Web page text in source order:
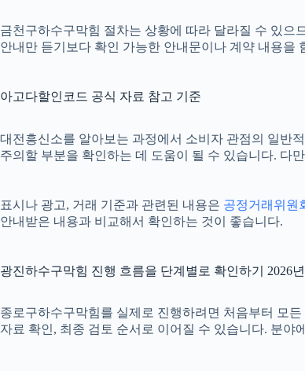
금천구하수구막힘 절차는 상황에 따라 달라질 수 있으
안내만 듣기보다 확인 가능한 안내문이나 계약 내용을
아고다할인코드 공식 자료 참고 기준
대전흥신소를 알아보는 과정에서 소비자 관점의 일반
주의할 부분을 확인하는 데 도움이 될 수 있습니다. 다
표시나 광고, 거래 기준과 관련된 내용은 공정거래위원
안내받은 내용과 비교해서 확인하는 것이 좋습니다.
광진하수구막힘 진행 흐름을 단계별로 확인하기 2026
종로구하수구막힘를 실제로 진행하려면 처음부터 모
자료 확인, 최종 검토 순서로 이어질 수 있습니다. 분